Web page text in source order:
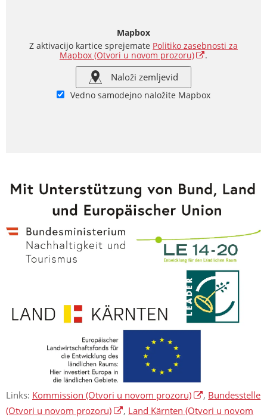
Mapbox
Z aktivacijo kartice sprejemate Politiko zasebnosti za
Mapbox(Otvori u novom prozoru) .
Naloži zemljevid
Vedno samodejno naložite Mapbox
Links: Kommission (Otvori u novom prozoru) , Bundesstelle
(Otvori u novom prozoru)
, Land Kärnten (Otvori u novom